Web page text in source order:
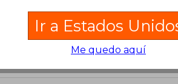
para poder agregar
Ir a Estados
Me quedo aquí